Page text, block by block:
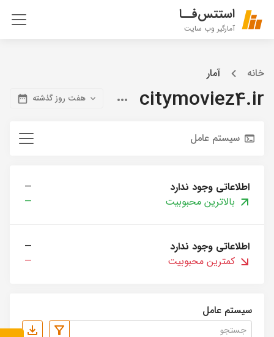
استتس‌فــا
آمارگیر وب سایت
خانه آمار
citymoviez4.ir هفت روز گذشته
سیستم عامل
اطلاعاتی وجود ندارد
—
بالاترین محبوبیت
—
اطلاعاتی وجود ندارد
—
کمترین محبوبیت
—
سیستم عامل